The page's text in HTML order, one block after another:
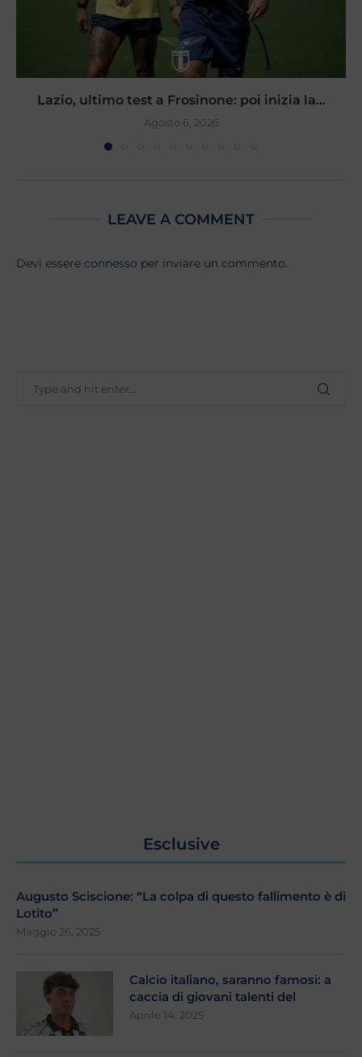
Lazio, ultimo test a Frosinone: poi inizia la...
Agosto 6, 2026
LEAVE A COMMENT
Devi essere connesso per inviare un commento.
Esclusive
Augusto Sciscione: “La colpa di questo fallimento è di
Lotito”
Maggio 26, 2025
Calcio italiano, saranno famosi: a
caccia di giovani talenti del
Aprile 14, 2025